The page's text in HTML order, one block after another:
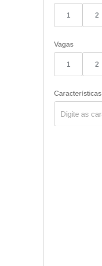
1 2
Vagas
1 2
Características